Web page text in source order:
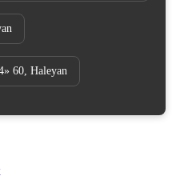
60, Haleyan